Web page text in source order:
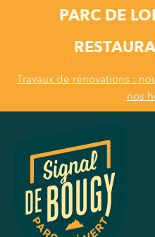
PARC DE
Travaux de rénovations :
nos